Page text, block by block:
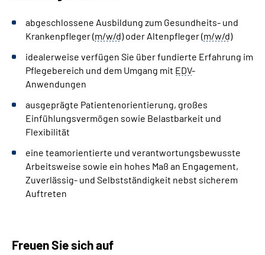
abgeschlossene Ausbildung zum Gesundheits- und
Krankenpfleger (m/w/d) oder Altenpfleger (m/w/d)
idealerweise verfügen Sie über fundierte Erfahrung im
Pflegebereich und dem Umgang mit EDV-
Anwendungen
ausgeprägte Patientenorientierung, großes
Einfühlungsvermögen sowie Belastbarkeit und
Flexibilität
eine teamorientierte und verantwortungsbewusste
Arbeitsweise sowie ein hohes Maß an Engagement,
Zuverlässig- und Selbstständigkeit nebst sicherem
Auftreten
Freuen Sie sich auf